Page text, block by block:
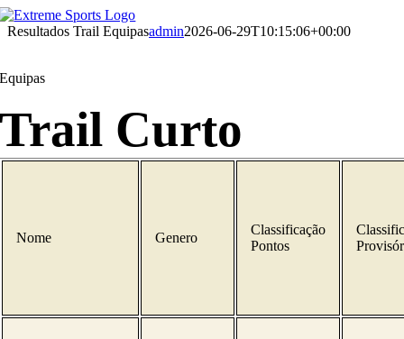
Skip
to
Resultados Trail Equipasadmin2026-06-29T10:15:06+00:00
Equipas
Trail Curto
Nome Genero
Classificação
Pontos